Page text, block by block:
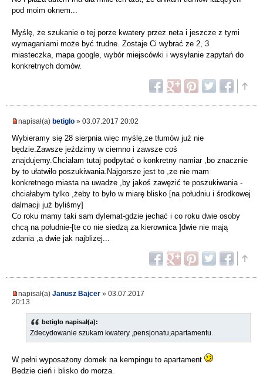
pod moim oknem...
Myślę, że szukanie o tej porze kwatery przez neta i jeszcze z tymi
wymaganiami może być trudne. Zostaje Ci wybrać ze 2, 3
miasteczka, mapa google, wybór miejscówki i wysyłanie zapytań do
konkretnych domów.
napisał(a) betiglo » 03.07.2017 20:02
Wybieramy się 28 sierpnia więc myślę,ze tłumów już nie
będzie.Zawsze jeździmy w ciemno i zawsze coś
znajdujemy.Chciałam tutaj podpytać o konkretny namiar ,bo znacznie
by to ułatwiło poszukiwania.Najgorsze jest to ,ze nie mam
konkretnego miasta na uwadze ,by jakoś zawęzić te poszukiwania -
chciałabym tylko ,żeby to było w miarę blisko [na południu i środkowej
dalmacji już byliśmy]
Co roku mamy taki sam dylemat-gdzie jechać i co roku dwie osoby
chcą na południe-[te co nie siedzą za kierownica ]dwie nie mają
zdania ,a dwie jak najblizej...
napisał(a) Janusz Bajcer » 03.07.2017
20:13
betiglo napisał(a):
Zdecydowanie szukam kwatery ,pensjonatu,apartamentu.
W pełni wyposażony domek na kempingu to apartament
Będzie cień i blisko do morza.